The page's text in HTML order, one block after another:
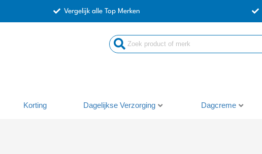
Vergelijk alle Top Merken
Korting Dagelijkse Verzorging Dagcreme